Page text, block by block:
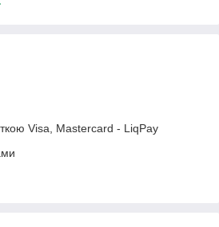
Visa, Mastercard - LiqPay